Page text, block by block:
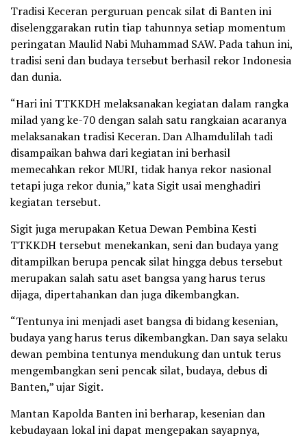
Tradisi Keceran perguruan pencak silat di Banten ini
diselenggarakan rutin tiap tahunnya setiap momentum
peringatan Maulid Nabi Muhammad SAW. Pada tahun ini,
tradisi seni dan budaya tersebut berhasil rekor Indonesia
dan dunia.
“Hari ini TTKKDH melaksanakan kegiatan dalam rangka
milad yang ke-70 dengan salah satu rangkaian acaranya
melaksanakan tradisi Keceran. Dan Alhamdulilah tadi
disampaikan bahwa dari kegiatan ini berhasil
memecahkan rekor MURI, tidak hanya rekor nasional
tetapi juga rekor dunia,” kata Sigit usai menghadiri
kegiatan tersebut.
Sigit juga merupakan Ketua Dewan Pembina Kesti
TTKKDH tersebut menekankan, seni dan budaya yang
ditampilkan berupa pencak silat hingga debus tersebut
merupakan salah satu aset bangsa yang harus terus
dijaga, dipertahankan dan juga dikembangkan.
“Tentunya ini menjadi aset bangsa di bidang kesenian,
budaya yang harus terus dikembangkan. Dan saya selaku
dewan pembina tentunya mendukung dan untuk terus
mengembangkan seni pencak silat, budaya, debus di
Banten,” ujar Sigit.
Mantan Kapolda Banten ini berharap, kesenian dan
kebudayaan lokal ini dapat mengepakan sayapnya,